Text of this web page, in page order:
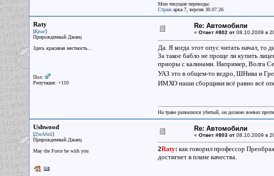
Мои текущие переводы:
Страж арка 7, версия 30.07.26
Raty
[Крыс]
Прирожденный Джаец
Здесь красивая местность...
Пол:
Репутация: +110
Re: Автомобили
« Ответ #802 от 08.10.2009 в
Да. Я когда этот опус читать начал, то
За такое бабло не проще ли купить
приоры с калинами. Например, Волга
УАЗ это в общем-то ведро, ШНива и
ИМХО наши сборщики всё равно всё
На траве развалился убитый, он должно воевал
Ushwood
[ДжАдай]
Прирожденный Джаец
May the Force be with you
Re: Автомобили
« Ответ #803 от 08.10.2009 в
2Raty: как говорил профессор
достигнет в плане качества.